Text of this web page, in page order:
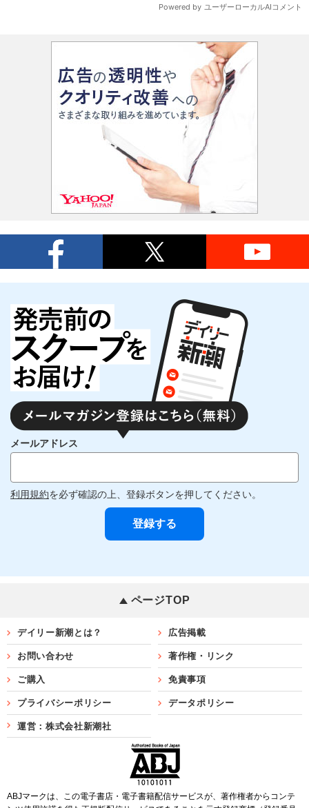
メールアドレス
利用規約を必ず確認の上、登録ボタンを押してください。
ページTOP
デイリー新潮とは？ 広告掲載
お問い合わせ 著作権・リンク
ご購入 免責事項
プライバシーポリシー データポリシー
運営：株式会社新潮社
ABJマークは、この電子書店・電子書籍配信サービスが、著作権者からコンテ